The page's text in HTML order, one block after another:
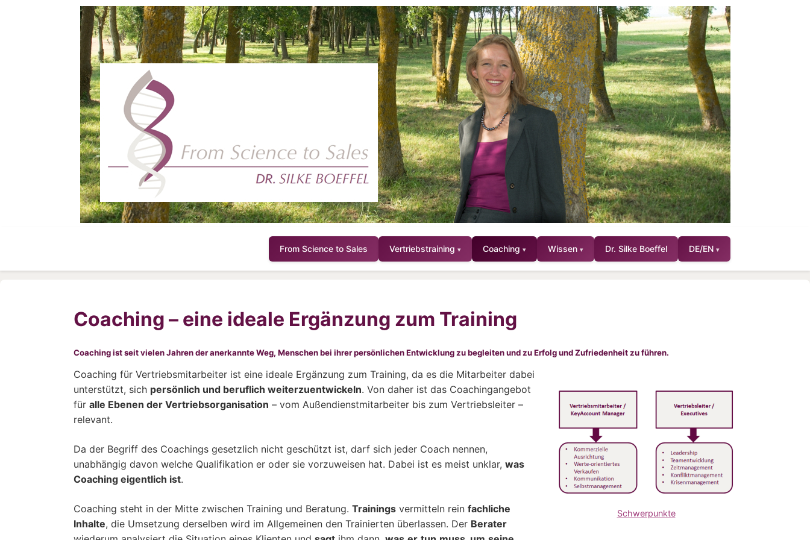
From Science to Sales Vertriebstraining ▾ Coaching ▾ Wissen ▾ Dr. Silke Boeffel DE/EN ▾
Coaching – eine ideale Ergänzung zum Training
Coaching ist seit vielen Jahren der anerkannte Weg, Menschen bei ihrer persönlichen Entwicklung zu begleiten und zu Erfolg und Zufriedenheit zu führen.
Schwerpunkte
Coaching für Vertriebsmitarbeiter ist eine ideale Ergänzung zum Training, da es die Mitarbeiter dabei
unterstützt, sich persönlich und beruflich weiterzuentwickeln. Von daher ist das Coachingangebot
für alle Ebenen der Vertriebsorganisation – vom Außendienstmitarbeiter bis zum Vertriebsleiter –
relevant.
Da der Begriff des Coachings gesetzlich nicht geschützt ist, darf sich jeder Coach nennen,
unabhängig davon welche Qualifikation er oder sie vorzuweisen hat. Dabei ist es meist unklar, was
Coaching eigentlich ist.
Coaching steht in der Mitte zwischen Training und Beratung. Trainings vermitteln rein fachliche
Inhalte, die Umsetzung derselben wird im Allgemeinen den Trainierten überlassen. Der Berater